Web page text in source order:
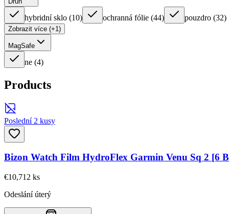
hybridní sklo (10) ochranná fólie (44) pouzdro (32)
Zobrazit více (+1)
MagSafe
ne (4)
Products
Poslední 2 kusy
Bizon Watch Film HydroFlex Garmin Venu Sq 2 [6
€10,71 2 ks
Odeslání úterý